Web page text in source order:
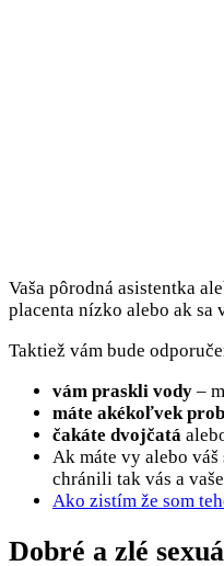
Vaša pôrodná asistentka
placenta nízko alebo ak sa
Taktiež vám bude
vám praskli vody –
máte akékoľvek
čakáte dvojčatá
Ak máte vy alebo
chránili tak vás a
Ako zistím že som
Dobré a zlé